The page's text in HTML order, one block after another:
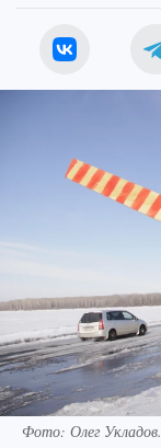
Фото: Олег Укладов.